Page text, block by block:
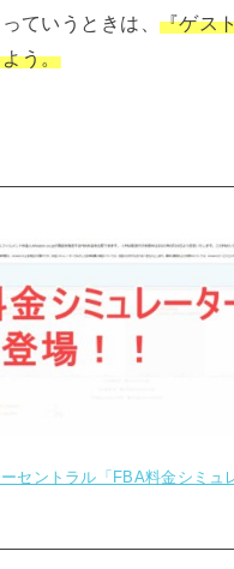
っていうときは、 『ゲス
う。
セントラル「FBA料金シミュ